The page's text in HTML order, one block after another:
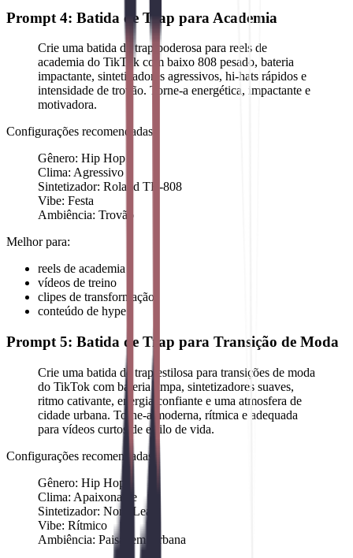
Prompt 4: Batida de Trap para Academia
Crie uma batida de trap poderosa para reels de
academia do TikTok com baixo 808 pesado, bateria
impactante, sintetizadores agressivos, hi-hats rápidos e
intensidade de trovão. Torne-a energética, impactante e
motivadora.
Configurações recomendadas:
Gênero: Hip Hop
Clima: Agressivo
Sintetizador: Roland TR-808
Vibe: Festa
Ambiência: Trovão
Melhor para:
reels de academia
vídeos de treino
clipes de transformação
conteúdo de hype
Prompt 5: Batida de Trap para Transição de Moda
Crie uma batida de trap estilosa para transições de moda
do TikTok com bateria limpa, sintetizadores suaves,
ritmo cativante, energia confiante e uma atmosfera de
cidade urbana. Torne-a moderna, rítmica e adequada
para vídeos curtos de estilo de vida.
Configurações recomendadas:
Gênero: Hip Hop
Clima: Apaixonante
Sintetizador: Nord Lead
Vibe: Rítmico
Ambiência: Paisagem Urbana